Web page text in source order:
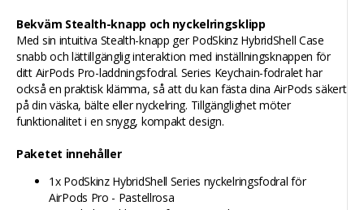
Bekväm Stealth-knapp och nyckelringsklipp
Med sin intuitiva Stealth-knapp ger PodSkinz HybridShell Case
snabb och lättillgänglig interaktion med inställningsknappen för
ditt AirPods Pro-laddningsfodral. Series Keychain-fodralet har
också en praktisk klämma, så att du kan fästa dina AirPods säkert
på din väska, bälte eller nyckelring. Tillgänglighet möter
funktionalitet i en snygg, kompakt design.
Paketet innehåller
1x PodSkinz HybridShell Series nyckelringsfodral för
AirPods Pro - Pastellrosa